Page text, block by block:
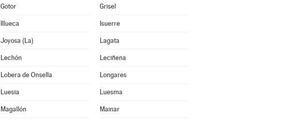
Gotor Grisel
Illueca Isuerre
Joyosa (La) Lagata
Lechón Leciñena
Lobera de Onsella Longares
Luesia Luesma
Magallón Mainar